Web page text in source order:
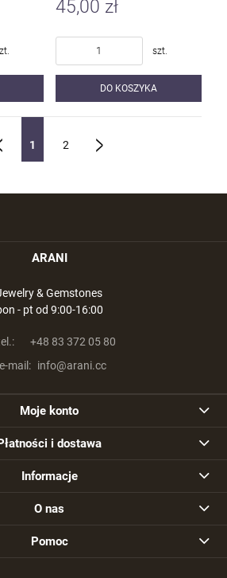
45,00 zł
szt.
DO KOSZYKA
1 2
ARANI
& Gemstones
- pt od 9:00-16:00
+48 83 372 05 80
e-mail: info@arani.cc
Moje konto
i dostawa
Informacje
O nas
Pomoc